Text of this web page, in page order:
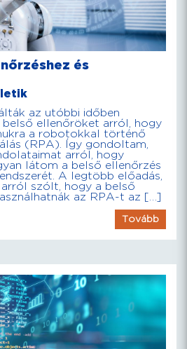
és
az utóbbi időben
ellenőröket arról, hogy
a robotokkal történő
(RPA). Így gondoltam,
arról, hogy
látom a belső ellenőrzés
A legtöbb előadás,
szólt, hogy a belső
az RPA-t az […]
Tovább